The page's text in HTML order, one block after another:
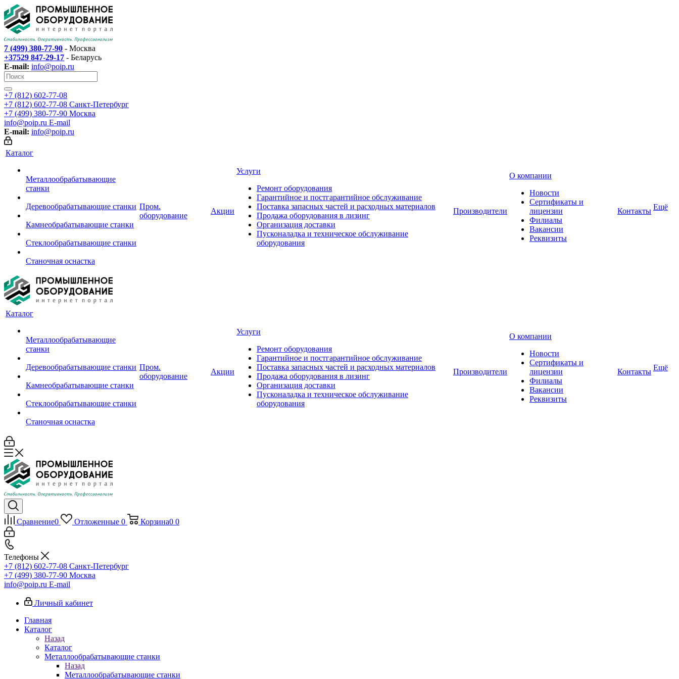
7 (499) 380-77-90 - Москва
+37529 847-29-17 - Беларусь
E-mail: info@poip.ru
+7 (812) 602-77-08
+7 (812) 602-77-08 Санкт-Петербург
+7 (499) 380-77-90 Москва
info@poip.ru E-mail
E-mail: info@poip.ru
Каталог
Металлообрабатывающие
станки
Деревообрабатывающие станки
Камнеобрабатывающие станки
Стеклообрабатывающие станки
Станочная оснастка
Пром.
оборудование
Акции
Услуги
Ремонт оборудования
Гарантийное и постгарантийное обслуживание
Поставка запасных частей и расходных материалов
Продажа оборудования в лизинг
Организация доставки
Пусконаладка и техническое обслуживание
оборудования
Производители
О компании
Новости
Сертификаты и
лицензии
Филиалы
Вакансии
Реквизиты
Контакты Ещё
Каталог
Металлообрабатывающие
станки
Деревообрабатывающие станки
Камнеобрабатывающие станки
Стеклообрабатывающие станки
Станочная оснастка
Пром.
оборудование
Акции
Услуги
Ремонт оборудования
Гарантийное и постгарантийное обслуживание
Поставка запасных частей и расходных материалов
Продажа оборудования в лизинг
Организация доставки
Пусконаладка и техническое обслуживание
оборудования
Производители
О компании
Новости
Сертификаты и
лицензии
Филиалы
Вакансии
Реквизиты
Контакты Ещё
Сравнение0 Отложенные 0 Корзина0 0
Телефоны
+7 (812) 602-77-08 Санкт-Петербург
+7 (499) 380-77-90 Москва
info@poip.ru E-mail
Личный кабинет
Главная
Каталог
Назад
Каталог
Металлообрабатывающие станки
Назад
Металлообрабатывающие станки